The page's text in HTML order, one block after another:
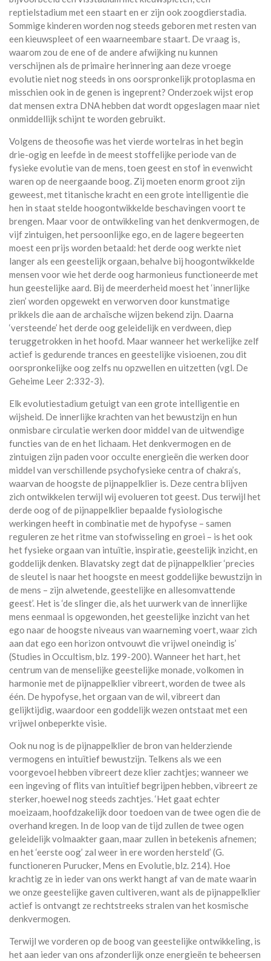
reptielstadium met een staart en er zijn ook zoogdierstadia.
Sommige kinderen worden nog steeds geboren met resten van
een kieuwspleet of een waarneembare staart. De vraag is,
waarom zou de ene of de andere afwijking nu kunnen
verschijnen als de primaire herinnering aan deze vroege
evolutie niet nog steeds in ons oorspronkelijk protoplasma en
misschien ook in de genen is ingeprent? Onderzoek wijst erop
dat mensen extra DNA hebben dat wordt opgeslagen maar niet
onmiddellijk schijnt te worden gebruikt.
Volgens de theosofie was het vierde wortelras in het begin
drie-ogig en leefde in de meest stoffelijke periode van de
fysieke evolutie van de mens, toen geest en stof in evenwicht
waren op de neergaande boog. Zij moeten enorm groot zijn
geweest, met titanische kracht en een grote intelligentie die
hen in staat stelde hoogontwikkelde beschavingen voort te
brengen. Maar voor de ontwikkeling van het denkvermogen, de
vijf zintuigen, het persoonlijke ego, en de lagere begeerten
moest een prijs worden betaald: het derde oog werkte niet
langer als een geestelijk orgaan, behalve bij hoogontwikkelde
mensen voor wie het derde oog harmonieus functioneerde met
hun geestelijke aard. Bij de meerderheid moest het ‘innerlijke
zien’ worden opgewekt en verworven door kunstmatige
prikkels die aan de archaïsche wijzen bekend zijn. Daarna
‘versteende’ het derde oog geleidelijk en verdween, diep
teruggetrokken in het hoofd. Maar wanneer het werkelijke zelf
actief is gedurende trances en geestelijke visioenen, zou dit
oorspronkelijke oog zelfs nu opzwellen en uitzetten (vgl. De
Geheime Leer 2:332-3).
Elk evolutiestadium getuigt van een grote intelligentie en
wijsheid. De innerlijke krachten van het bewustzijn en hun
onmisbare circulatie werken door middel van de uitwendige
functies van de en het lichaam. Het denkvermogen en de
zintuigen zijn paden voor occulte energieën die werken door
middel van verschillende psychofysieke centra of chakra’s,
waarvan de hoogste de pijnappelklier is. Deze centra blijven
zich ontwikkelen terwijl wij evolueren tot geest. Dus terwijl het
derde oog of de pijnappelklier bepaalde fysiologische
werkingen heeft in combinatie met de hypofyse – samen
reguleren ze het ritme van stofwisseling en groei – is het ook
het fysieke orgaan van intuïtie, inspiratie, geestelijk inzicht, en
goddelijk denken. Blavatsky zegt dat de pijnappelklier ‘precies
de sleutel is naar het hoogste en meest goddelijke bewustzijn in
de mens – zijn alwetende, geestelijke en allesomvattende
geest’. Het is ‘de slinger die, als het uurwerk van de innerlijke
mens eenmaal is opgewonden, het geestelijke inzicht van het
ego naar de hoogste niveaus van waarneming voert, waar zich
aan dat ego een horizon ontvouwt die vrijwel oneindig is’
(Studies in Occultism, blz. 199-200). Wanneer het hart, het
centrum van de menselijke geestelijke monade, volkomen in
harmonie met de pijnappelklier vibreert, worden de twee als
één. De hypofyse, het orgaan van de wil, vibreert dan
gelijktijdig, waardoor een goddelijk wezen ontstaat met een
vrijwel onbeperkte visie.
Ook nu nog is de pijnappelklier de bron van helderziende
vermogens en intuïtief bewustzijn. Telkens als we een
voorgevoel hebben vibreert deze klier zachtjes; wanneer we
een ingeving of flits van intuïtief begrijpen hebben, vibreert ze
sterker, hoewel nog steeds zachtjes. ‘Het gaat echter
moeizaam, hoofdzakelijk door toedoen van de twee ogen die de
overhand kregen. In de loop van de tijd zullen de twee ogen
geleidelijk volmaakter gaan, maar zullen in betekenis afnemen;
en het ‘eerste oog’ zal weer in ere worden hersteld’ (G.
functioneren Purucker, Mens en Evolutie, blz. 214). Hoe
krachtig ze in ieder van ons werkt hangt af van de mate waarin
we onze geestelijke gaven cultiveren, want als de pijnappelklier
actief is ontvangt ze rechtstreeks stralen van het kosmische
denkvermogen.
Terwijl we vorderen op de boog van geestelijke ontwikkeling, is
het aan ieder van ons afzonderlijk onze energieën te beheersen